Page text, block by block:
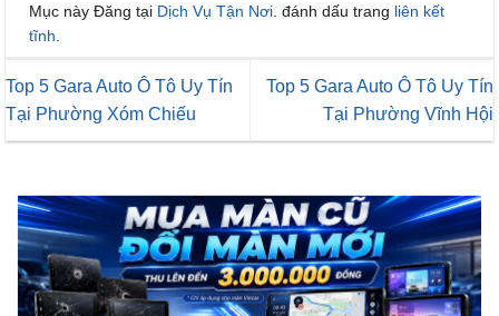
Mục này Đăng tại Dịch Vụ Tận Nơi . đánh dấu trang liên kết
tĩnh
Top 5 Gara Auto Ô Tô Uy Tín
Tại Phường Xóm Chiếu
Top 5 Gara Auto Ô Tô Uy Tín
Tại Phường Vĩnh Hội